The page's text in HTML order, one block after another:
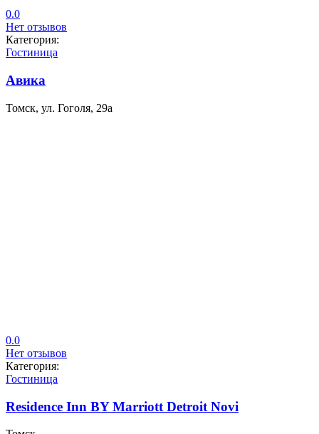
0.0
Нет отзывов
Категория:
Гостиница
Авика
Томск, ул. Гоголя, 29а
0.0
Нет отзывов
Категория:
Гостиница
Residence Inn BY Marriott Detroit Novi